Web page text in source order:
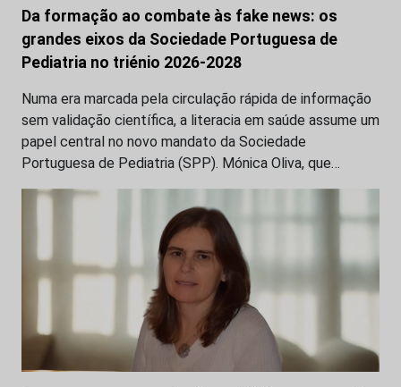
Da formação ao combate às fake news: os
grandes eixos da Sociedade Portuguesa de
Pediatria no triénio 2026-2028
Numa era marcada pela circulação rápida de informação
sem validação científica, a literacia em saúde assume um
papel central no novo mandato da Sociedade
Portuguesa de Pediatria (SPP). Mónica Oliva, que…